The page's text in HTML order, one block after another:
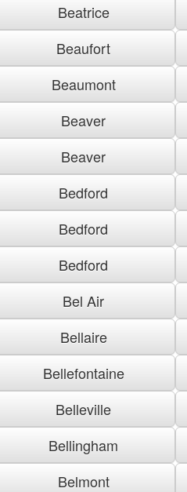
Beatrice
Beaufort
Beaumont
Beaver
Beaver
Bedford
Bedford
Bedford
Bel Air
Bellaire
Bellefontaine
Belleville
Bellingham
Belmont